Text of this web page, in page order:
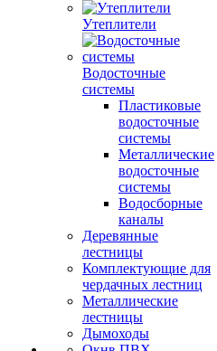
Утеплители
Водосточные
системы
Пластиковые
водосточные
системы
Металлические
водосточные
системы
Водосборные
каналы
Деревянные
лестницы
Комплектующие для
чердачных лестниц
Металлические
лестницы
Дымоходы